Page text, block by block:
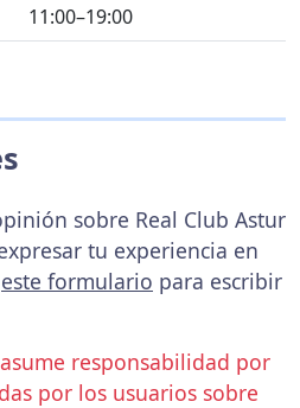
11:00–19:00
sobre Real Club Astur
tu experiencia en
este formulario para escribir
responsabilidad por
por los usuarios sobre